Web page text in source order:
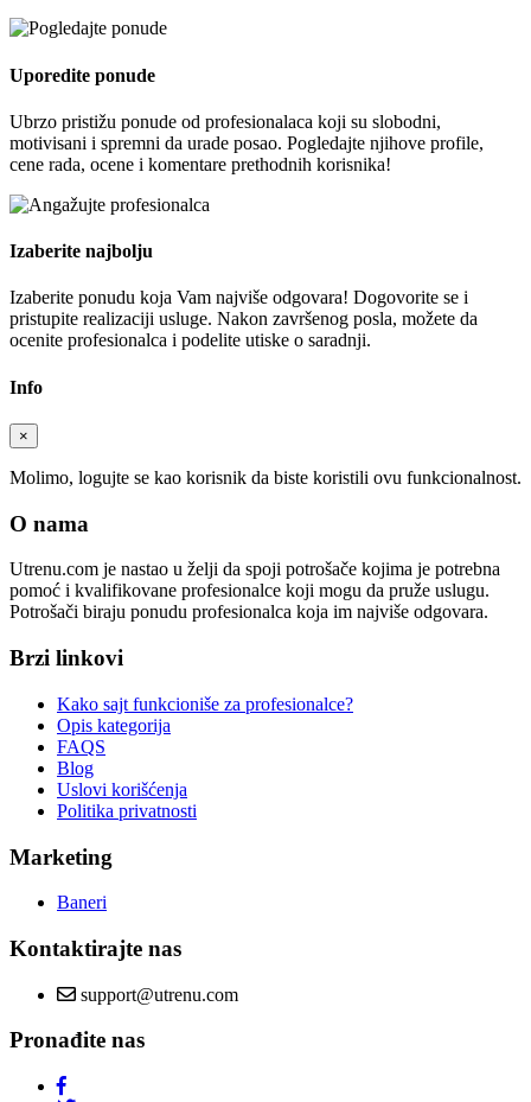
Uporedite ponude
Ubrzo pristižu ponude od profesionalaca koji su slobodni,
motivisani i spremni da urade posao. Pogledajte njihove profile,
cene rada, ocene i komentare prethodnih korisnika!
Izaberite najbolju
Izaberite ponudu koja Vam najviše odgovara! Dogovorite se i
pristupite realizaciji usluge. Nakon završenog posla, možete da
ocenite profesionalca i podelite utiske o saradnji.
Info
×
Molimo, logujte se kao korisnik da biste koristili ovu funkcionalnost.
O nama
Utrenu.com je nastao u želji da spoji potrošače kojima je potrebna
pomoć i kvalifikovane profesionalce koji mogu da pruže uslugu.
Potrošači biraju ponudu profesionalca koja im najviše odgovara.
Brzi linkovi
Kako sajt funkcioniše za profesionalce?
Opis kategorija
FAQS
Blog
Uslovi korišćenja
Politika privatnosti
Marketing
Baneri
Kontaktirajte nas
support@utrenu.com
Pronađite nas